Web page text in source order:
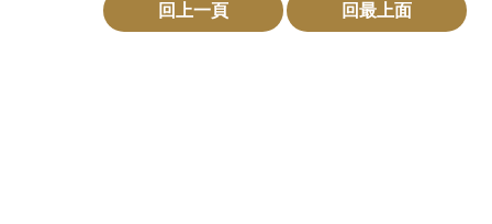
回上一頁 回最上面